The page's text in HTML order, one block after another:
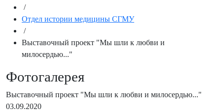
/
Отдел истории медицины СГМУ
/
Выставочный проект "Мы шли к любви и
милосердью..."
Фотогалерея
Выставочный проект "Мы шли к любви и милосердью..."
03.09.2020